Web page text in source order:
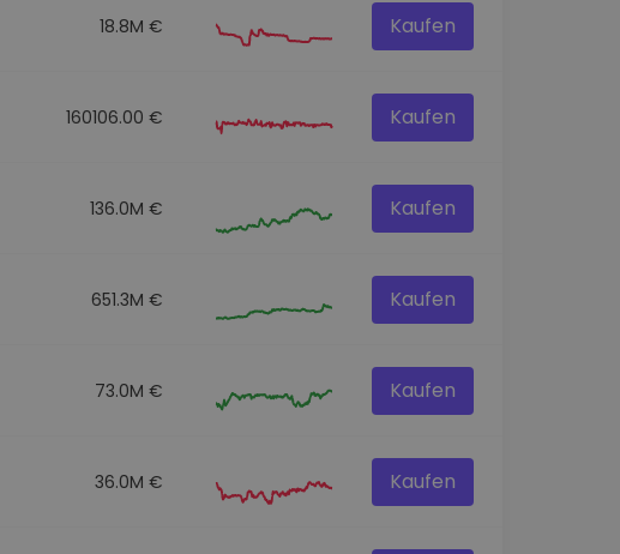
18.8M € Kaufen
160106.00 € Kaufen
136.0M € Kaufen
651.3M € Kaufen
73.0M € Kaufen
36.0M € Kaufen